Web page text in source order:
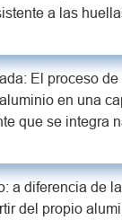
a las
El proceso
en una
que se integra
a diferencia de
del propio